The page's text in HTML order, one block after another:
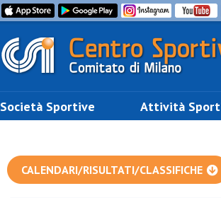
Società Sportive Attività
CALENDARI/RISULTATI/CLASSIFICHE